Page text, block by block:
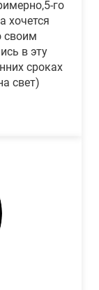
го
хочется
своим
в эту
сроках
свет)